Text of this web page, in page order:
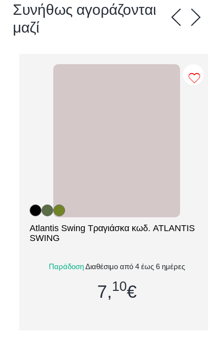
Συνήθως αγοράζονται
μαζί
[ti_wishlists_addtowishlist loop=yes]
Atlantis Swing Τραγιάσκα κωδ. ATLANTIS
SWING
235g/m², 60g/τμχ Λεπτομέρειες: Κυρτό γείσο - 3
διπλές ραφές κατά μήκος -...
ΠαράδοσηΔιαθέσιμο από 4 έως 6 ημέρες
7,10€